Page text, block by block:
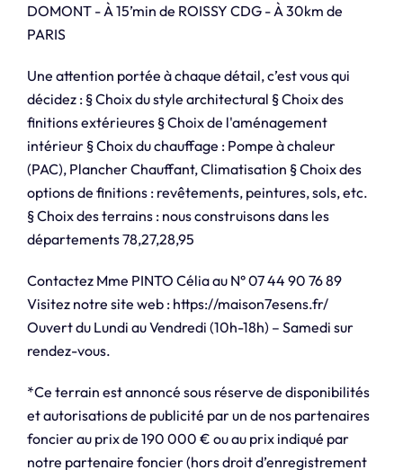
DOMONT - À 15’min de ROISSY CDG - À 30km de
PARIS
Une attention portée à chaque détail, c’est vous qui
décidez : § Choix du style architectural § Choix des
finitions extérieures § Choix de l'aménagement
intérieur § Choix du chauffage : Pompe à chaleur
(PAC), Plancher Chauffant, Climatisation § Choix des
options de finitions : revêtements, peintures, sols, etc.
§ Choix des terrains : nous construisons dans les
départements 78,27,28,95
Contactez Mme PINTO Célia au N° 07 44 90 76 89
Visitez notre site web : https://maison7esens.fr/
Ouvert du Lundi au Vendredi (10h-18h) – Samedi sur
rendez-vous.
*Ce terrain est annoncé sous réserve de disponibilités
et autorisations de publicité par un de nos partenaires
foncier au prix de 190 000 € ou au prix indiqué par
notre partenaire foncier (hors droit d’enregistrement